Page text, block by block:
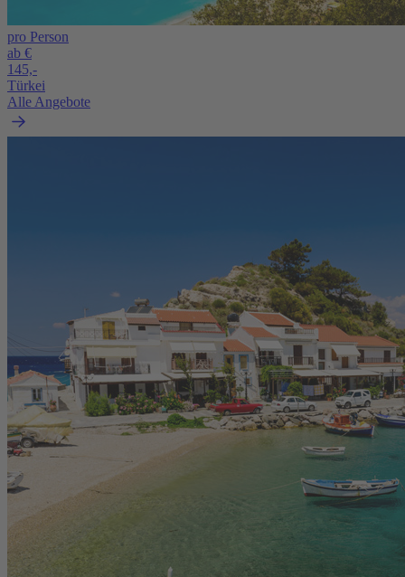
pro Person
ab €
145,-
Türkei
Alle Angebote